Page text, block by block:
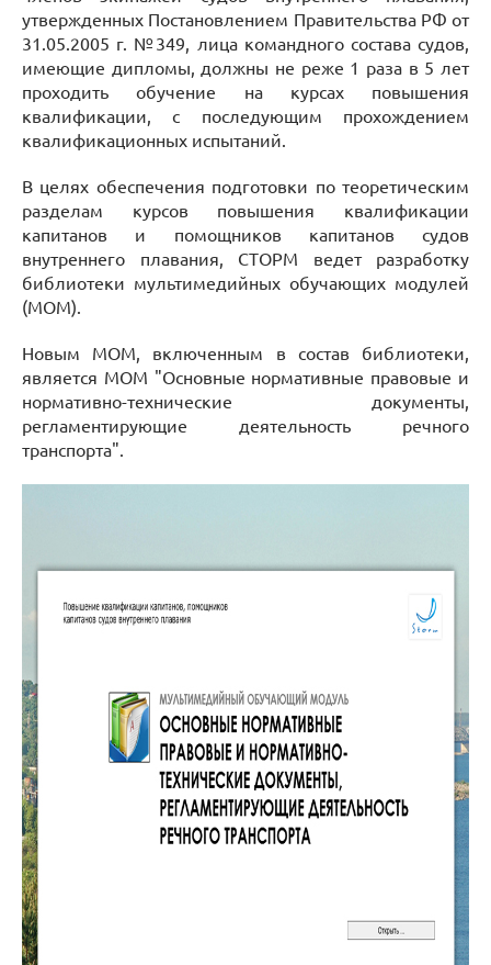
утвержденных Постановлением Правительства РФ от
31.05.2005 г. №349, лица командного состава судов,
имеющие дипломы, должны не реже 1 раза в 5 лет
проходить обучение на курсах повышения
квалификации, с последующим прохождением
квалификационных испытаний.
В целях обеспечения подготовки по теоретическим
разделам курсов повышения квалификации
капитанов и помощников капитанов судов
внутреннего плавания, СТОРМ ведет разработку
библиотеки мультимедийных обучающих модулей
(МОМ).
Новым МОМ, включенным в состав библиотеки,
является МОМ "Основные нормативные правовые и
нормативно-технические документы,
регламентирующие деятельность речного
транспорта".